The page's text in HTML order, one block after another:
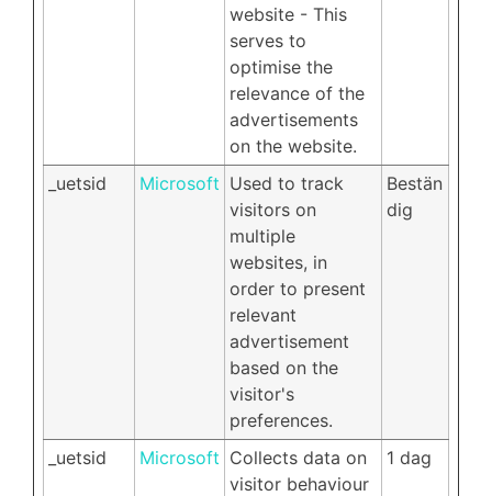
website - This
serves to
optimise the
relevance of the
advertisements
on the website.
_uetsid Microsoft Used to track
visitors on
multiple
websites, in
order to present
relevant
advertisement
based on the
visitor's
preferences.
Bestän
dig
_uetsid Microsoft Collects data on
visitor behaviour
1 dag